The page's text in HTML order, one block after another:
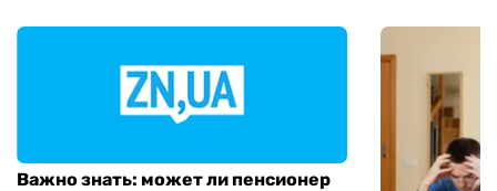
Важно знать: может ли пенсионер